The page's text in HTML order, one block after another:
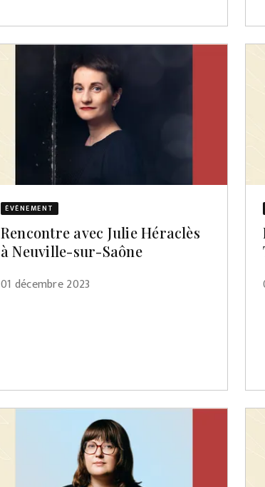
ÉVÈNEMENT
Rencontre avec Julie Héraclès
à Neuville-sur-Saône
01 décembre 2023